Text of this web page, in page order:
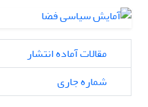
مقالات آماده انتشار
شماره جاری